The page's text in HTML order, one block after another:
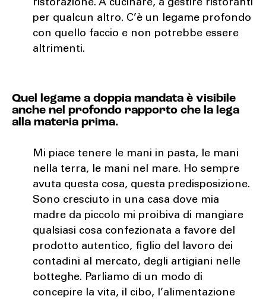
ristorazione. A cucinare, a gestire ristoranti
per qualcun altro. C’è un legame profondo
con quello faccio e non potrebbe essere
altrimenti.
Quel legame a doppia mandata è visibile
anche nel profondo rapporto che la lega
alla materia prima.
Mi piace tenere le mani in pasta, le mani
nella terra, le mani nel mare. Ho sempre
avuta questa cosa, questa predisposizione.
Sono cresciuto in una casa dove mia
madre da piccolo mi proibiva di mangiare
qualsiasi cosa confezionata a favore del
prodotto autentico, figlio del lavoro dei
contadini al mercato, degli artigiani nelle
botteghe. Parliamo di un modo di
concepire la vita, il cibo, l’alimentazione